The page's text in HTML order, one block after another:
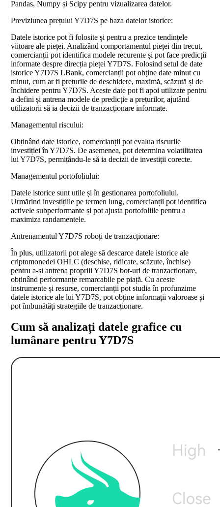
Pandas, Numpy și Scipy pentru vizualizarea datelor.
Previziunea prețului Y7D7S pe baza datelor istorice:
Datele istorice pot fi folosite și pentru a prezice tendințele
viitoare ale pieței. Analizând comportamentul pieței din trecut,
comercianții pot identifica modele recurente și pot face predicții
informate despre direcția pieței Y7D7S. Folosind setul de date
istorice Y7D7S LBank, comercianții pot obține date minut cu
minut, cum ar fi prețurile de deschidere, maximă, scăzută și de
închidere pentru Y7D7S. Aceste date pot fi apoi utilizate pentru
a defini și antrena modele de predicție a prețurilor, ajutând
utilizatorii să ia decizii de tranzacționare informate.
Managementul riscului:
Obținând date istorice, comercianții pot evalua riscurile
investiției în Y7D7S. De asemenea, pot determina volatilitatea
lui Y7D7S, permițându-le să ia decizii de investiții corecte.
Managementul portofoliului:
Datele istorice sunt utile și în gestionarea portofoliului.
Urmărind investițiile pe termen lung, comercianții pot identifica
activele subperformante și pot ajusta portofoliile pentru a
maximiza randamentele.
Antrenamentul Y7D7S roboți de tranzacționare:
În plus, utilizatorii pot alege să descarce datele istorice ale
criptomonedei OHLC (deschise, ridicate, scăzute, închise)
pentru a-și antrena propriii Y7D7S bot-uri de tranzacționare,
obținând performanțe remarcabile pe piață. Cu aceste
instrumente și resurse, comercianții pot studia în profunzime
datele istorice ale lui Y7D7S, pot obține informații valoroase și
pot îmbunătăți strategiile de tranzacționare.
Cum să analizați datele grafice cu
lumânare pentru Y7D7S